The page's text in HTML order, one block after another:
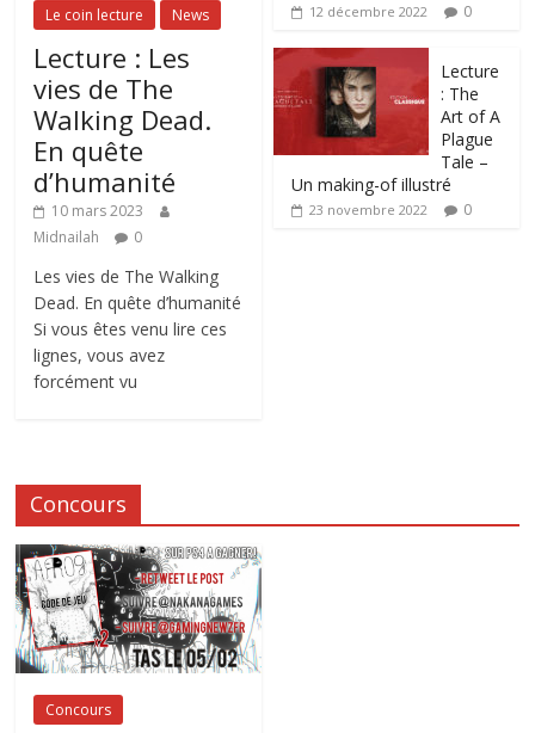
Le coin lecture News
Lecture : Les
vies de The
Walking Dead.
En quête
d’humanité
10 mars 2023
Midnailah
0
Les vies de The Walking
Dead. En quête d’humanité
Si vous êtes venu lire ces
lignes, vous avez
forcément vu
12 décembre 2022 0
Lecture
: The
Art of A
Plague
Tale –
Un making-of illustré
23 novembre 2022 0
Concours
Concours